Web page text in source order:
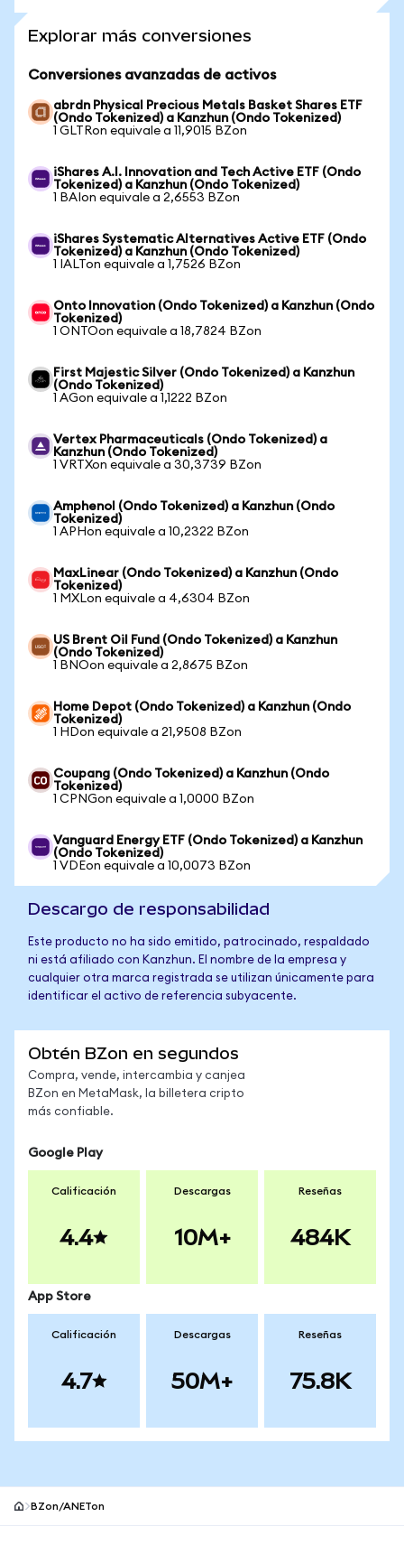
Explorar más conversiones
Conversiones avanzadas de activos
abrdn Physical Precious Metals Basket Shares ETF
(Ondo Tokenized) a Kanzhun (Ondo Tokenized)
1 GLTRon equivale a 11,9015 BZon
iShares A.I. Innovation and Tech Active ETF (Ondo
Tokenized) a Kanzhun (Ondo Tokenized)
1 BAIon equivale a 2,6553 BZon
iShares Systematic Alternatives Active ETF (Ondo
Tokenized) a Kanzhun (Ondo Tokenized)
1 IALTon equivale a 1,7526 BZon
Onto Innovation (Ondo Tokenized) a Kanzhun (Ondo
Tokenized)
1 ONTOon equivale a 18,7824 BZon
First Majestic Silver (Ondo Tokenized) a Kanzhun
(Ondo Tokenized)
1 AGon equivale a 1,1222 BZon
Vertex Pharmaceuticals (Ondo Tokenized) a
Kanzhun (Ondo Tokenized)
1 VRTXon equivale a 30,3739 BZon
Amphenol (Ondo Tokenized) a Kanzhun (Ondo
Tokenized)
1 APHon equivale a 10,2322 BZon
MaxLinear (Ondo Tokenized) a Kanzhun (Ondo
Tokenized)
1 MXLon equivale a 4,6304 BZon
US Brent Oil Fund (Ondo Tokenized) a Kanzhun
(Ondo Tokenized)
1 BNOon equivale a 2,8675 BZon
Home Depot (Ondo Tokenized) a Kanzhun (Ondo
Tokenized)
1 HDon equivale a 21,9508 BZon
Coupang (Ondo Tokenized) a Kanzhun (Ondo
Tokenized)
1 CPNGon equivale a 1,0000 BZon
Vanguard Energy ETF (Ondo Tokenized) a Kanzhun
(Ondo Tokenized)
1 VDEon equivale a 10,0073 BZon
Descargo de responsabilidad
Este producto no ha sido emitido, patrocinado, respaldado
ni está afiliado con Kanzhun. El nombre de la empresa y
cualquier otra marca registrada se utilizan únicamente para
identificar el activo de referencia subyacente.
Obtén BZon en segundos
Compra, vende, intercambia y canjea
BZon en MetaMask, la billetera cripto
más confiable.
Google Play
Calificación
4.4
Descargas
10M+
Reseñas
484K
App Store
Calificación
4.7
Descargas
50M+
Reseñas
75.8K
BZon/ANETon